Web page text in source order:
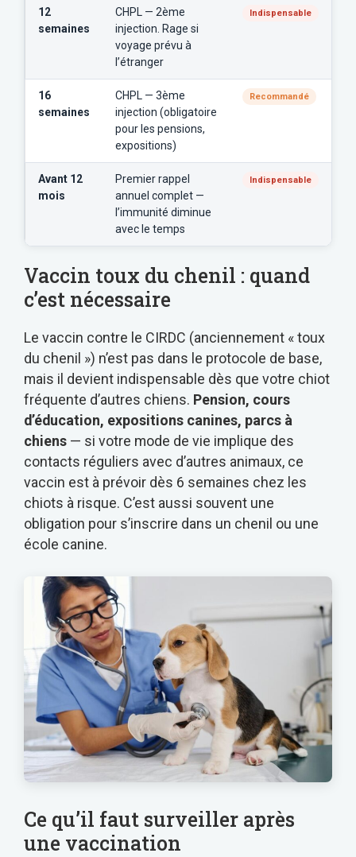
12
semaines
CHPL — 2ème
injection. Rage si
voyage prévu à
l’étranger
Indispensable
16
semaines
CHPL — 3ème
injection (obligatoire
pour les pensions,
expositions)
Recommandé
Avant 12
mois
Premier rappel
annuel complet —
l’immunité diminue
avec le temps
Indispensable
Vaccin toux du chenil : quand
c’est nécessaire
Le vaccin contre le CIRDC (anciennement « toux
du chenil ») n’est pas dans le protocole de base,
mais il devient indispensable dès que votre chiot
fréquente d’autres chiens. Pension, cours
d’éducation, expositions canines, parcs à
chiens — si votre mode de vie implique des
contacts réguliers avec d’autres animaux, ce
vaccin est à prévoir dès 6 semaines chez les
chiots à risque. C’est aussi souvent une
obligation pour s’inscrire dans un chenil ou une
école canine.
Ce qu’il faut surveiller après
une vaccination